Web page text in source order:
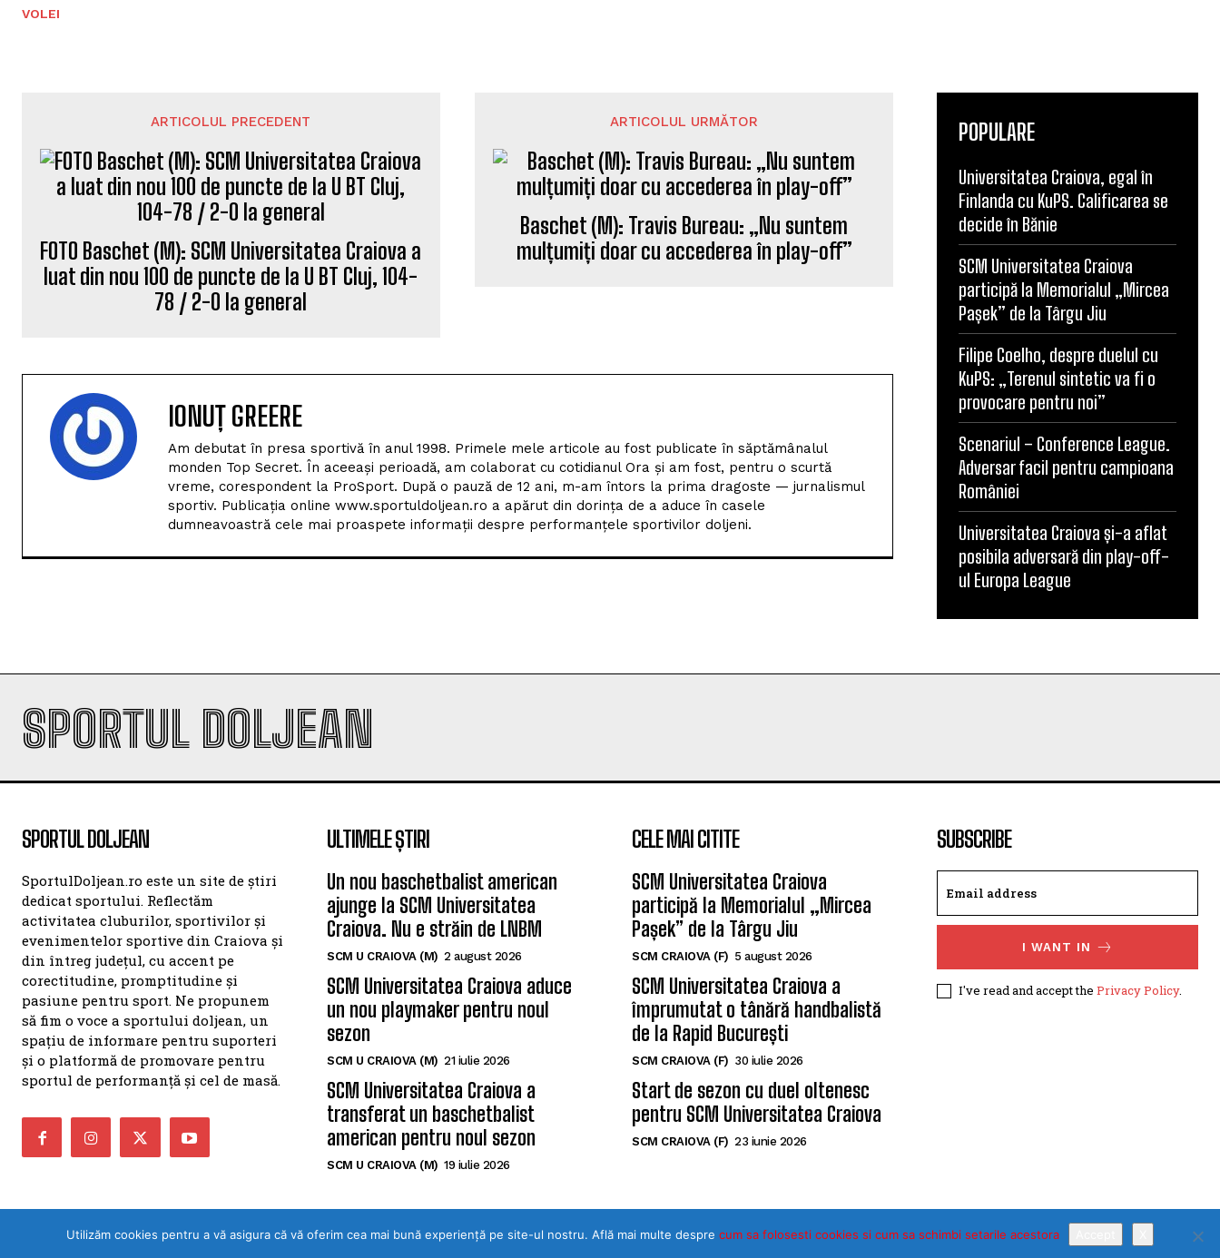
VOLEI
ARTICOLUL PRECEDENT
FOTO Baschet (M): SCM Universitatea Craiova a
luat din nou 100 de puncte de la U BT Cluj, 104-
78 / 2-0 la general
ARTICOLUL URMĂTOR
Baschet (M): Travis Bureau: „Nu suntem
mulțumiți doar cu accederea în play-off”
IONUȚ GREERE
monden Top Secret. În aceeași perioadă, am colaborat cu cotidianul Ora și am fost, pentru o scurtă
vreme, corespondent la ProSport. După o pauză de 12 ani, m-am întors la prima dragoste — jurnalismul
sportiv. Publicația online www.sportuldoljean.ro a apărut din dorința de a aduce în casele
dumneavoastră cele mai proaspete informații despre performanțele sportivilor doljeni.
POPULARE
Universitatea Craiova, egal în
Finlanda cu KuPS. Calificarea se
decide în Bănie
SCM Universitatea Craiova
participă la Memorialul „Mircea
Pașek” de la Târgu Jiu
Filipe Coelho, despre duelul cu
KuPS: „Terenul sintetic va fi o
provocare pentru noi”
Scenariul – Conference League.
Adversar facil pentru campioana
României
Universitatea Craiova și-a aflat
posibila adversară din play-off-
ul Europa League
SPORTUL DOLJEAN
SPORTUL DOLJEAN
SportulDoljean.ro este un site de știri
dedicat sportului. Reflectăm
activitatea cluburilor, sportivilor și
evenimentelor sportive din Craiova și
din întreg județul, cu accent pe
corectitudine, promptitudine și
pasiune pentru sport. Ne propunem
să fim o voce a sportului doljean, un
spațiu de informare pentru suporteri
și o platformă de promovare pentru
sportul de performanță și cel de masă.
ULTIMELE ȘTIRI
Un nou baschetbalist american
ajunge la SCM Universitatea
Craiova. Nu e străin de LNBM
SCM U CRAIOVA (M) 2 august 2026
SCM Universitatea Craiova aduce
un nou playmaker pentru noul
sezon
SCM U CRAIOVA (M) 21 iulie 2026
SCM Universitatea Craiova a
transferat un baschetbalist
american pentru noul sezon
SCM U CRAIOVA (M) 19 iulie 2026
CELE MAI CITITE
SCM Universitatea Craiova
participă la Memorialul „Mircea
Pașek” de la Târgu Jiu
SCM CRAIOVA (F) 5 august 2026
SCM Universitatea Craiova a
împrumutat o tânără handbalistă
de la Rapid București
SCM CRAIOVA (F) 30 iulie 2026
Start de sezon cu duel oltenesc
pentru SCM Universitatea Craiova
SCM CRAIOVA (F) 23 iunie 2026
SUBSCRIBE
I WANT IN
I've read and accept the Privacy Policy.
©Toate drepturile rezervate SPORTULDOLJEAN.RO
Utilizăm cookies pentru a vă asigura că vă oferim cea mai bună experiență pe site-ul nostru. Află mai multe despre cum sa folosesti cookies si cum sa schimbi setarile acestora